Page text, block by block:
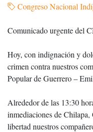
Congreso Nacional
Comunicado urgente del
Hoy, con indignación y
crimen contra nuestros
Popular de Guerrero –
Alrededor de las 13:30
inmediaciones de
libertad nuestros